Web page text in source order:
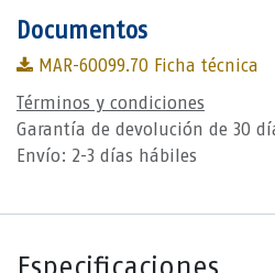
Documentos
MAR-60099.70 Ficha técnica
Términos y condiciones
Garantía de devolución de 30
Envío: 2-3 días hábiles
Especificaciones